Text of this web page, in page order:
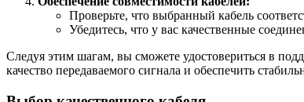
Проверьте, что выбранный кабель
Убедитесь, что у вас качественные
Следуя этим шагам, вы сможете удостовериться в
качество передаваемого сигнала и обеспечить